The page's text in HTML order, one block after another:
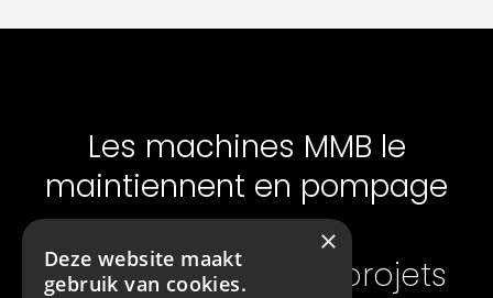
Les machines MMB le
maintiennent en pompage
également sur vos projets
×
Deze website maakt
gebruik van cookies.